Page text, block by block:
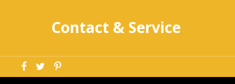
Contact & Service